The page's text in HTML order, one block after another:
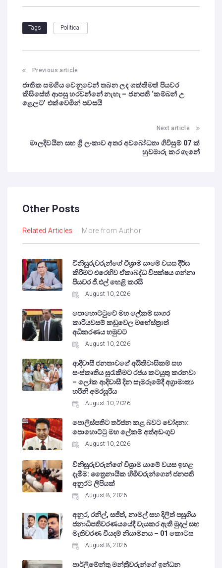
Tags Political
Previous article
ජාතික සමගිය වෙනුවෙන් තබන ලද ශක්තිමත් පියවර
කිසිසේත් ආපසු හරවන්නේ නැහැ – ජනපති ‘කම්බන් උ
ළෙලට’ එක්වෙමින් පවසයි
Next article
මාලදිවයින සහ ශ්‍රී ලංකාව අතර අවබෝධතා ගිවිසුම් 07 ක්
හුවමාරු කර ගැනේ
Other Posts
Related Articles More from Author
විනිසුරුවරුන්ගේ විශ්‍රාම යාමේ වයස දීර්ඝ
කිරීමට එරෙහිව ඒකාබද්ධ විපක්ෂය ගන්නා
පියවර ජී.එල් හෙළි කරයි
August 10, 2026
පොහොට්ටුවේ මහ ලේකම් සාගර
කාරියවසම් කඩුවෙල මහේස්ත්‍රාත්
අධිකරණය හමුවට
August 10, 2026
ආදිවාසී ජනතාවගේ අයිතිවාසිකම් සහ
සංස්කෘතිය සුරැකීමට රජය කටයුතු කරනවා
– ලෝක ආදිවාසී දින සැමරුමේදී අග්‍රාමාත්‍ය
හරිනි අමරසූරිය
August 10, 2026
පොලිස්පතිට තර්ජන කළ බවට චෝදනා:
පොහොට්ටු මහ ලේකම් අත්අඩංගුව
August 10, 2026
විනිසුරුවරුන්ගේ විශ්‍රාම යාමේ වයස ඉහළ
දැමීම: ත්‍රෛනායික හිමිවරුන්ගෙන් ජනපති
අනුරට ලිපියක්
August 8, 2026
අනුර, රනිල්, සජිත්, නාමල් සහ දිලිත් පසුගිය
ජනාධිපතිවරණයයේදී වැයකර ඇති මුදල් සහ
මැතිවරණ වියදම් නියාමනය – 01 කොටස
August 8, 2026
පාර්ලිමේන්තු මන්ත්‍රීවරුන්ගේ ඉන්ධන